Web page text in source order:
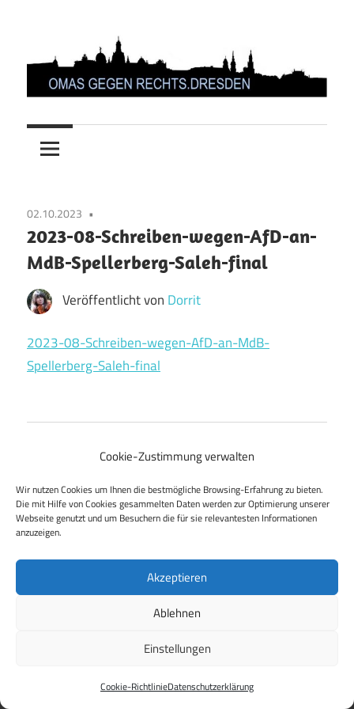
Cookie-Zustimmung verwalten
Wir nutzen Cookies um Ihnen die bestmögliche Browsing-Erfahrung zu bieten.
Die mit Hilfe von Cookies gesammelten Daten werden zur Optimierung unserer
Webseite genutzt und um Besuchern die für sie relevantesten Informationen
anzuzeigen.
Akzeptieren
Ablehnen
Einstellungen
Cookie-RichtlinieDatenschutzerklärung
springen
OMAS
GEGEN
RECHTS.DRESDEN
02.10.2023
2023-08-Schreiben-wegen-AfD-an-
MdB-Spellerberg-Saleh-final
Veröffentlicht von Dorrit
2023-08-Schreiben-wegen-AfD-an-MdB-
Spellerberg-Saleh-final
Beitragsnavigation
Vorheriger Beitrag
Umgang mit der AfD und weiteren aktuellen Themen
WordPress Theme: Maxwell by